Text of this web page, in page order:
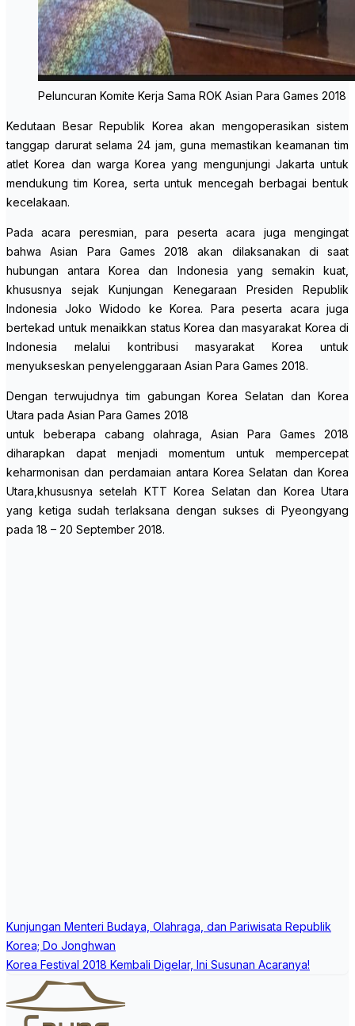
Peluncuran Komite Kerja Sama ROK Asian Para Games 2018
Kedutaan Besar Republik Korea akan mengoperasikan sistem
tanggap darurat selama 24 jam, guna memastikan keamanan tim
atlet Korea dan warga Korea yang mengunjungi Jakarta untuk
mendukung tim Korea, serta untuk mencegah berbagai bentuk
kecelakaan.
Pada acara peresmian, para peserta acara juga mengingat
bahwa Asian Para Games 2018 akan dilaksanakan di saat
hubungan antara Korea dan Indonesia yang semakin kuat,
khususnya sejak Kunjungan Kenegaraan Presiden Republik
Indonesia Joko Widodo ke Korea. Para peserta acara juga
bertekad untuk menaikkan status Korea dan masyarakat Korea di
Indonesia melalui kontribusi masyarakat Korea untuk
menyukseskan penyelenggaraan Asian Para Games 2018.
Dengan terwujudnya tim gabungan Korea Selatan dan Korea
Utara pada Asian Para Games 2018
untuk beberapa cabang olahraga, Asian Para Games 2018
diharapkan dapat menjadi momentum untuk mempercepat
keharmonisan dan perdamaian antara Korea Selatan dan Korea
Utara,khususnya setelah KTT Korea Selatan dan Korea Utara
yang ketiga sudah terlaksana dengan sukses di Pyeongyang
pada 18 – 20 September 2018.
Post
navigation
Kunjungan Menteri Budaya, Olahraga, dan Pariwisata Republik
Korea; Do Jonghwan
Korea Festival 2018 Kembali Digelar, Ini Susunan Acaranya!